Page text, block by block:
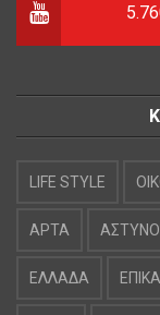
LIFE STYLE
ΑΡΤΑ
ΕΛΛΑΔΑ